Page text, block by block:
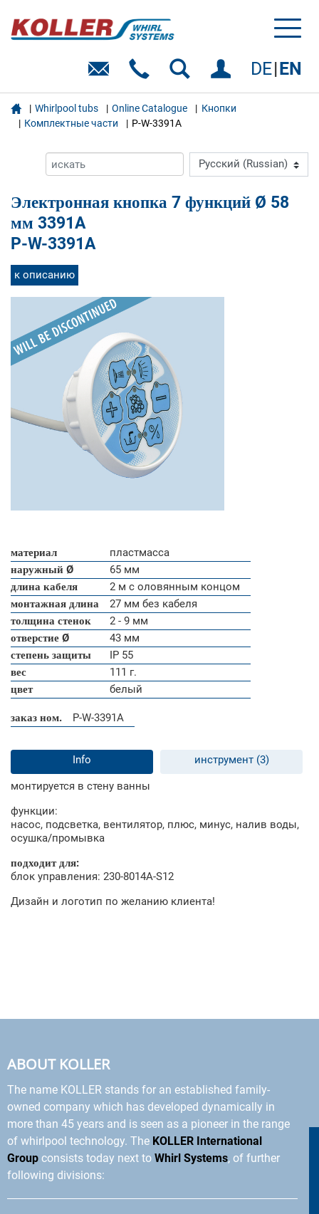
DE EN
 Whirlpool tubs Online Catalogue
Кнопки
Комплектные части
P-W-3391A
Электронная кнопка 7 функций Ø 58
мм 3391A
P-W-3391A
к описанию
материал
пластмасса
наружный Ø
65 мм
длина кабеля
2 м с оловянным концом
монтажная длина
27 мм без кабеля
толщина стенок
2 - 9 мм
отверстие Ø
43 мм
степень защиты
IP 55
вес
111 г.
цвет
белый
заказ ном. P-W-3391A
Info инструмент (3)
монтируется в стену ванны
функции:
насос, подсветка, вентилятор, плюс, минус, налив воды,
осушка/промывка
подходит для:
блок управления: 230-8014A-S12
Дизайн и логотип по желанию клиента!
ABOUT KOLLER
The name KOLLER stands for an established family-
owned company which has developed dynamically in
more than 45 years and is seen as a pioneer in the range
of whirlpool technology. The KOLLER International
Group consists today next to Whirl Systems, of further
following divisions: